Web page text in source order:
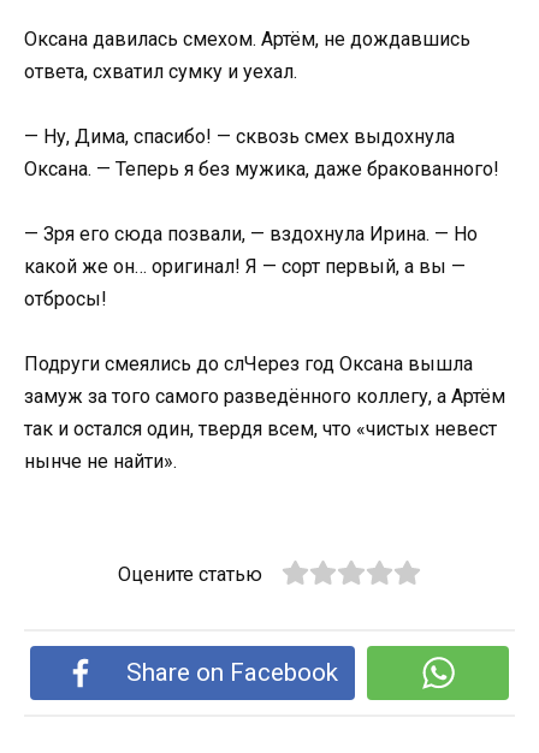
Оксана давилась смехом. Артём, не дождавшись
ответа, схватил сумку и уехал.
— Ну, Дима, спасибо! — сквозь смех выдохнула
Оксана. — Теперь я без мужика, даже бракованного!
— Зря его сюда позвали, — вздохнула Ирина. — Но
какой же он… оригинал! Я — сорт первый, а вы —
отбросы!
Подруги смеялись до слЧерез год Оксана вышла
замуж за того самого разведённого коллегу, а Артём
так и остался один, твердя всем, что «чистых невест
нынче не найти».
Оцените статью
Share on Facebook